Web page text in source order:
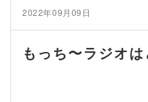
2022年09月09日
もっち〜ラジオ